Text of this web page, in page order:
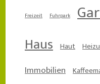
Freizeit Fuhrpark
Haus Haut
Immobilien